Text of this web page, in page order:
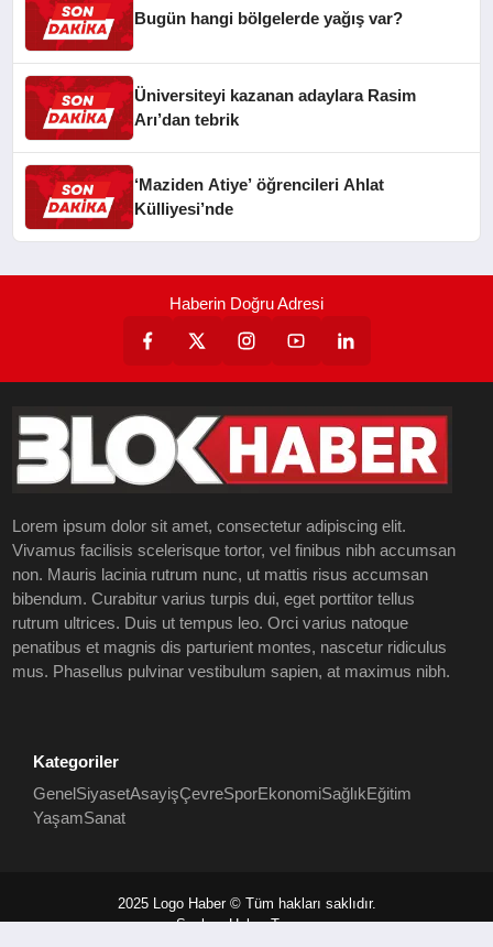
Bugün hangi bölgelerde yağış var?
Üniversiteyi kazanan adaylara Rasim
Arı’dan tebrik
‘Maziden Atiye’ öğrencileri Ahlat
Külliyesi’nde
Haberin Doğru Adresi
Lorem ipsum dolor sit amet, consectetur adipiscing elit.
Vivamus facilisis scelerisque tortor, vel finibus nibh accumsan
non. Mauris lacinia rutrum nunc, ut mattis risus accumsan
bibendum. Curabitur varius turpis dui, eget porttitor tellus
rutrum ultrices. Duis ut tempus leo. Orci varius natoque
penatibus et magnis dis parturient montes, nascetur ridiculus
mus. Phasellus pulvinar vestibulum sapien, at maximus nibh.
Kategoriler
Genel SiyasetAsayişÇevreSporEkonomiSağlıkEğitim
YaşamSanat
2025 Logo Haber © Tüm hakları saklıdır.
Seobaz Haber Teması